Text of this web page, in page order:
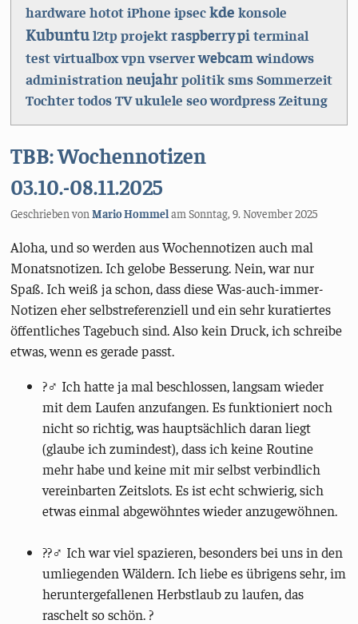
hardware hototiPhone ipseckde konsole
Kubuntul2tpprojektraspberry pi terminal
testvirtualboxvpn vserverwebcam windows
administration neujahrpolitiksmsSommerzeit
TochtertodosTVukulele seowordpressZeitung
TBB: Wochennotizen
03.10.-08.11.2025
Geschrieben vonMario HommelamSonntag, 9. November 2025
Aloha, und so werden aus Wochennotizen auch mal
Monatsnotizen. Ich gelobe Besserung. Nein, war nur
Spaß. Ich weiß ja schon, dass diese Was-auch-immer-
Notizen eher selbstreferenziell und ein sehr kuratiertes
öffentliches Tagebuch sind. Also kein Druck, ich schreibe
etwas, wenn es gerade passt.
?‍♂️ Ich hatte ja mal beschlossen, langsam wieder
mit dem Laufen anzufangen. Es funktioniert noch
nicht so richtig, was hauptsächlich daran liegt
(glaube ich zumindest), dass ich keine Routine
mehr habe und keine mit mir selbst verbindlich
vereinbarten Zeitslots. Es ist echt schwierig, sich
etwas einmal abgewöhntes wieder anzugewöhnen.
??‍♂️ Ich war viel spazieren, besonders bei uns in den
umliegenden Wäldern. Ich liebe es übrigens sehr, im
heruntergefallenen Herbstlaub zu laufen, das
raschelt so schön. ?